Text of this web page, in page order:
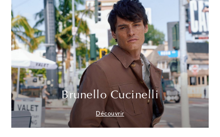
Brunello Cucinelli
Découvrir